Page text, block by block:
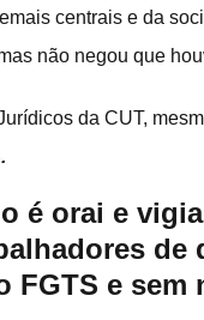
centrais e da
não negou que
da CUT,
.
é orai e
FGTS e sem